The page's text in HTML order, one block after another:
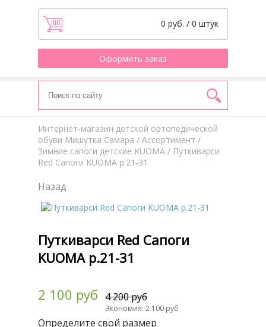
0 руб. / 0 штук
Оформить заказ
Интернет-магазин детской ортопедической
обуви Мишутка Самара / Aссортимент /
Зимние сапоги детские KUOMA / Путкиварси
Red Сапоги KUOMA р.21-31
Назад
Путкиварси Red Сапоги
KUOMA р.21-31
2 100 руб 4 200 руб
Экономия: 2 100 руб
Определите свой размер